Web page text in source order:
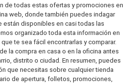
de todas estas ofertas y promociones en
web, donde también puedes indagar
están disponibles en casi todas las
organizado toda esta información en
te sea fácil encontrarlas y comparar.
la compra en casa o en la oficina antes
distrito o ciudad. En resumen, puedes
que necesitas sobre cualquier tienda
de apertura, folletos, promociones,